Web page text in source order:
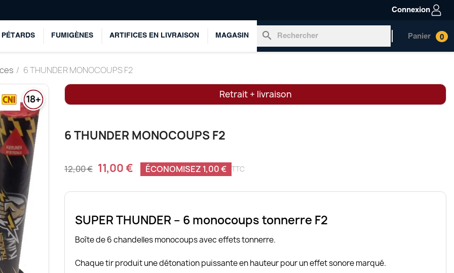
Connexion
PÉTARDS FUMIGÈNES ARTIFICES EN LIVRAISON MAGASIN search Panier 0
6 THUNDER MONOCOUPS F2
Retrait + livraison
6 THUNDER MONOCOUPS F2
12,00 € 11,00 € ÉCONOMISEZ 1,00 € TTC
SUPER THUNDER – 6 monocoups tonnerre F2
Boîte de 6 chandelles monocoups avec effets tonnerre.
Chaque tir produit une détonation puissante en hauteur pour un effet sonore marqué.